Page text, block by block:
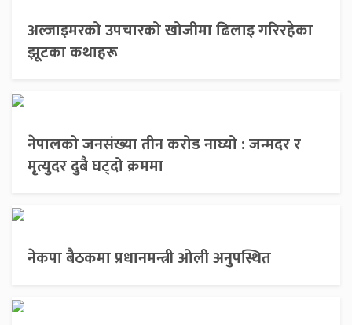
अल्जाइमरको उपचारको खोजीमा ढिलाइ गरिरहेका
झूटका कथाहरू
नेपालको जनसंख्या तीन करोड नाघ्यो : जन्मदर र
मृत्युदर दुबै घट्दो क्रममा
नेकपा बैठकमा प्रधानमन्त्री ओली अनुपस्थित